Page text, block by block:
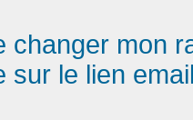
changer mon
sur le lien